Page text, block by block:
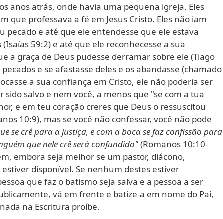
anos atrás, onde havia uma pequena igreja. Eles
que professava a fé em Jesus Cristo. Eles não iam
pecado e até que ele entendesse que ele estava
59:2) e até que ele reconhecesse a sua
a graça de Deus pudesse derramar sobre ele (Tiago
e se afastasse deles e os abandasse (chamado
a sua confiança em Cristo, ele não poderia ser
salvo e nem você, a menos que "se com a tua
e em teu coração creres que Deus o ressuscitou
10:9), mas se você não confessar, você não pode
se crê para a justiça, e com a boca se faz confissão para
que nele crê será confundido"(Romanos 10:10-
embora seja melhor se um pastor, diácono,
disponível. Se nenhum destes estiver
que faz o batismo seja salva e a pessoa a ser
vá em frente e batize-a em nome do Pai,
na Escritura proíbe.